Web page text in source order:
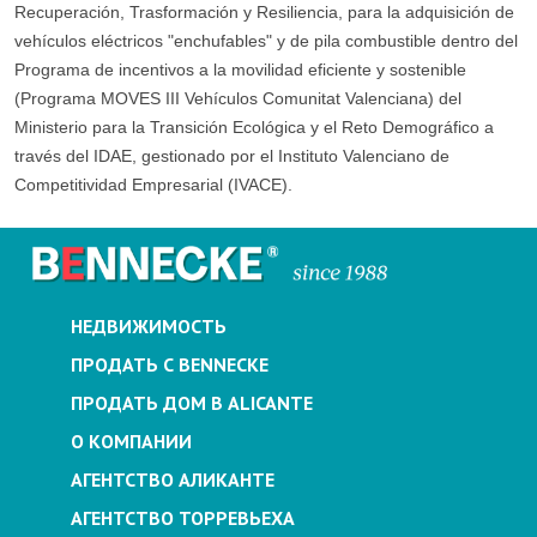
Recuperación, Trasformación y Resiliencia, para la adquisición de
vehículos eléctricos "enchufables" y de pila combustible dentro del
Programa de incentivos a la movilidad eficiente y sostenible
(Programa MOVES III Vehículos Comunitat Valenciana) del
Ministerio para la Transición Ecológica y el Reto Demográfico a
través del IDAE, gestionado por el Instituto Valenciano de
Competitividad Empresarial (IVACE).
НЕДВИЖИМОСТЬ
ПРОДАТЬ С BENNECKE
ПРОДАТЬ ДОМ В ALICANTE
О КОМПАНИИ
АГЕНТСТВО АЛИКАНТЕ
АГЕНТСТВО ТОРРЕВЬЕХА